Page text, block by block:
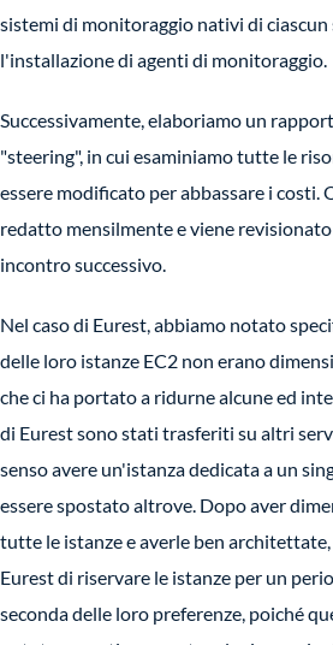
sistemi di monitoraggio nativi di
l'installazione di agenti di monitoraggio.
Successivamente, elaboriamo un
"steering", in cui esaminiamo tutte le
essere modificato per abbassare i costi.
redatto mensilmente e viene
incontro successivo.
Nel caso di Eurest, abbiamo notato
delle loro istanze EC2 non erano
che ci ha portato a ridurne alcune ed
di Eurest sono stati trasferiti su altri
senso avere un'istanza dedicata a un
essere spostato altrove. Dopo aver
tutte le istanze e averle ben
Eurest di riservare le istanze per un
seconda delle loro preferenze, poiché